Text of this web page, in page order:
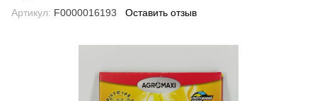
Артикул: F0000016193 Оставить отзыв